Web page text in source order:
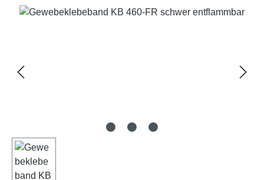
Bildergalerie überspringen